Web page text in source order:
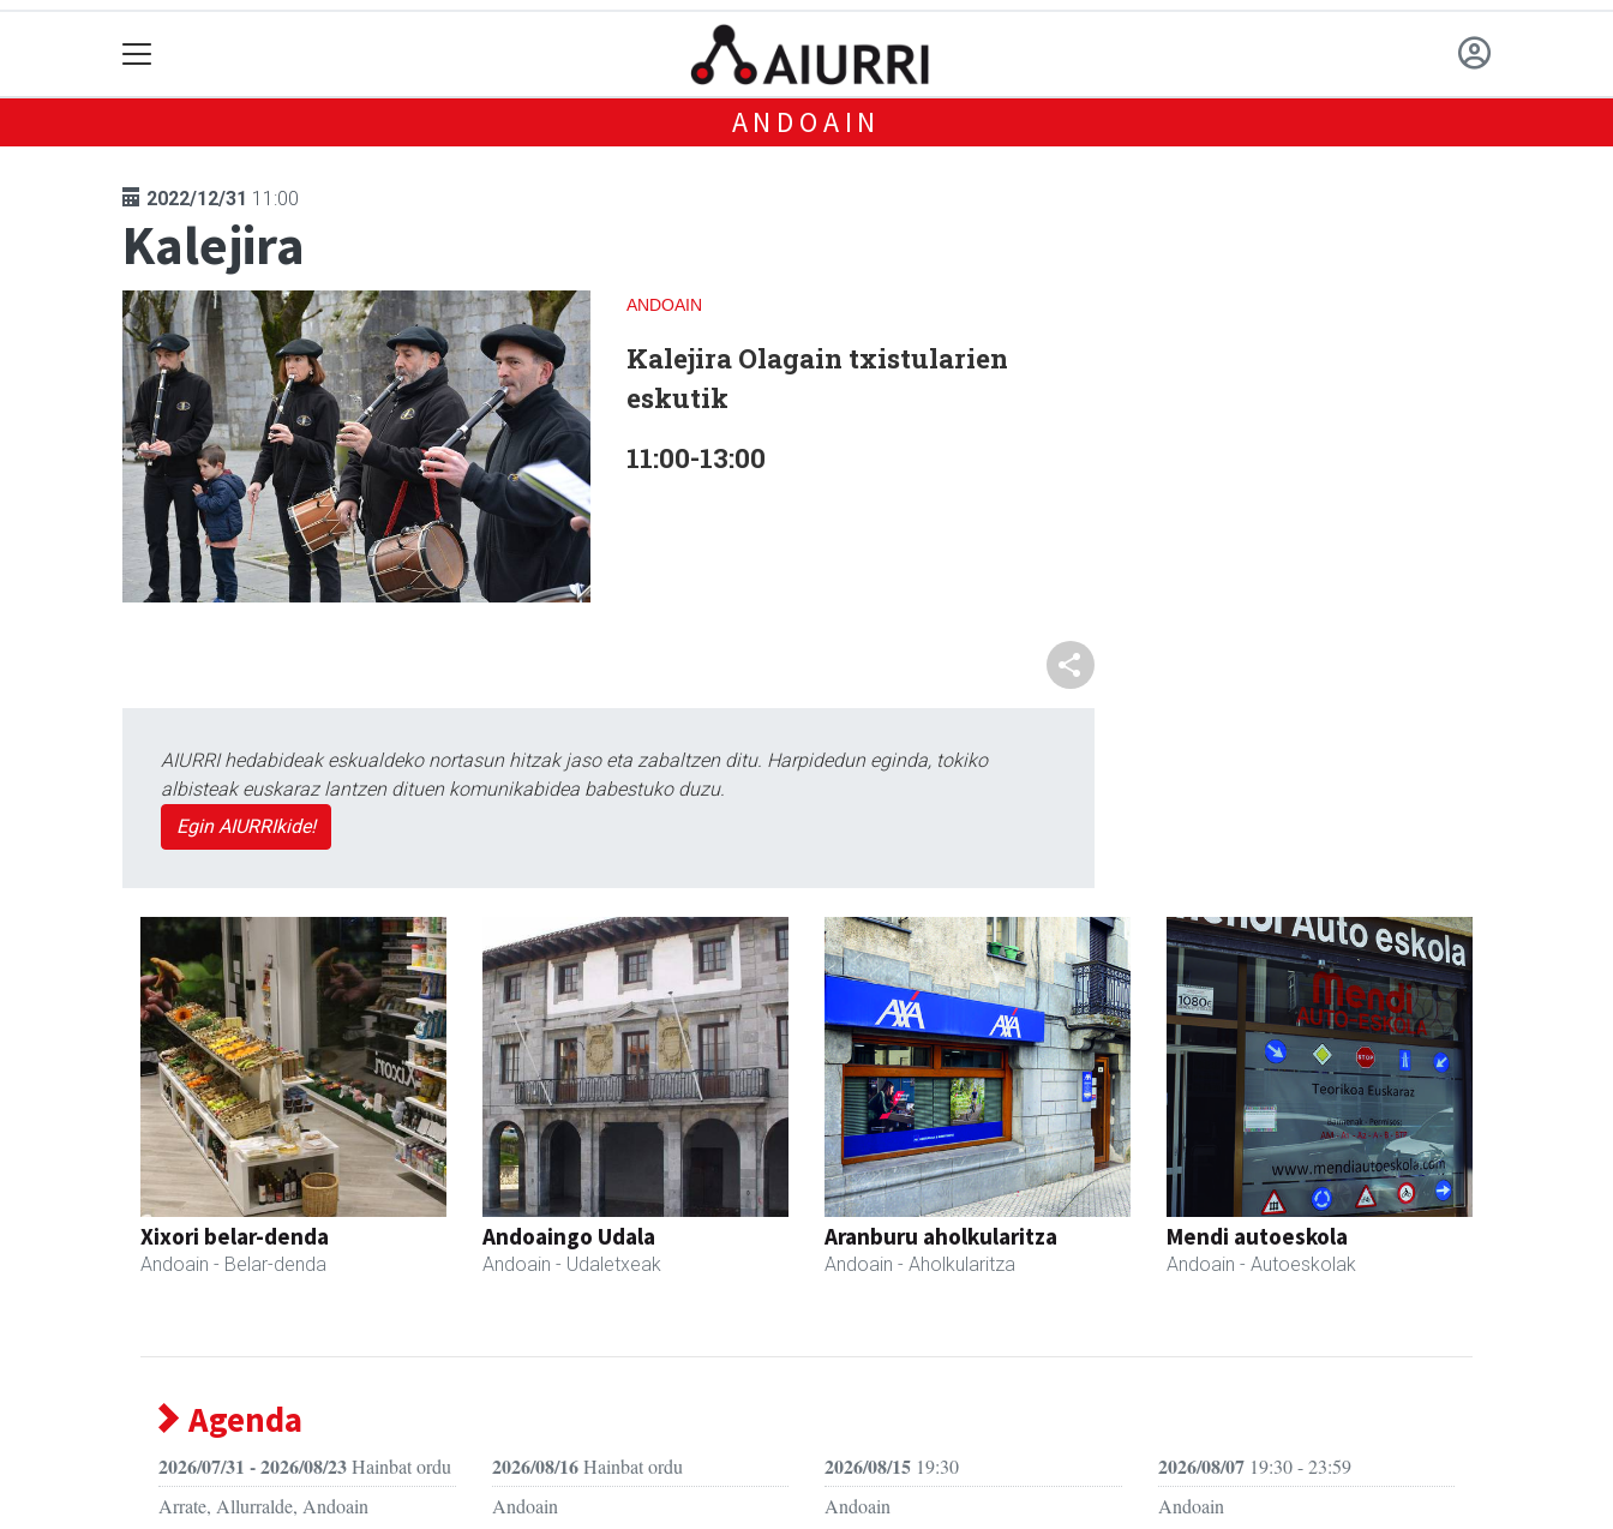
ANDOAIN
2022/12/31 11:00
Kalejira
ANDOAIN
Kalejira Olagain txistularien
eskutik
11:00-13:00
AIURRI hedabideak eskualdeko nortasun hitzak jaso eta zabaltzen ditu. Harpidedun eginda, tokiko
albisteak euskaraz lantzen dituen komunikabidea babestuko duzu.
Egin AIURRIkide!
Xixori belar-denda
Andoain - Belar-denda
Andoaingo Udala
Andoain - Udaletxeak
Aranburu aholkularitza
Andoain - Aholkularitza
Mendi autoeskola
Andoain - Autoeskolak
Agenda
2026/07/31 - 2026/08/23Hainbat ordu
Arrate, Allurralde, Andoain
2026/08/16Hainbat ordu
Andoain
2026/08/15 19:30
Andoain
2026/08/0719:30 - 23:59
Andoain